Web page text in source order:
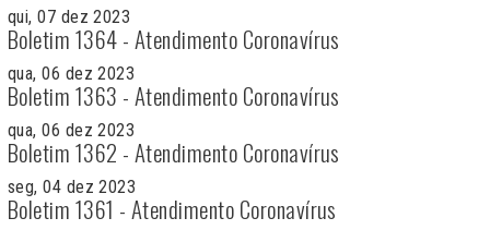
qui, 07 dez 2023
Boletim 1364 - Atendimento Coronavírus
qua, 06 dez 2023
Boletim 1363 - Atendimento Coronavírus
qua, 06 dez 2023
Boletim 1362 - Atendimento Coronavírus
seg, 04 dez 2023
Boletim 1361 - Atendimento Coronavírus